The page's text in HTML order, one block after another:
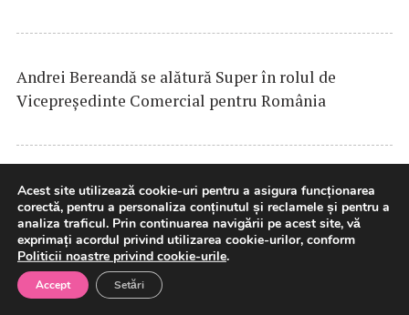
Andrei Bereandă se alătură Super în rolul de
Vicepreședinte Comercial pentru România
DPWORLDlansează un coridor intermodal pilot
pentru vehicule finite între Europa de Vest și sud-
estul Europei
Acest site utilizează cookie-uri pentru a asigura funcționarea
corectă, pentru a personaliza conținutul și reclamele și pentru a
analiza traficul. Prin continuarea navigării pe acest site, vă
exprimați acordul privind utilizarea cookie-urilor, conform
Politicii noastre privind cookie-urile.
Accept Setări